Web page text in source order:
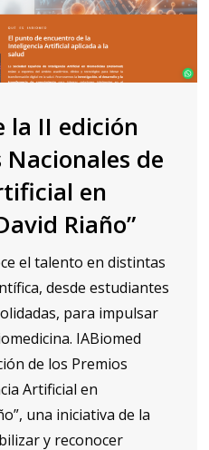
la II edición
de
en
Riaño”
el talento en distintas
desde estudiantes
para impulsar
IABiomed
de los Premios
Artificial en
una iniciativa de la
y reconocer